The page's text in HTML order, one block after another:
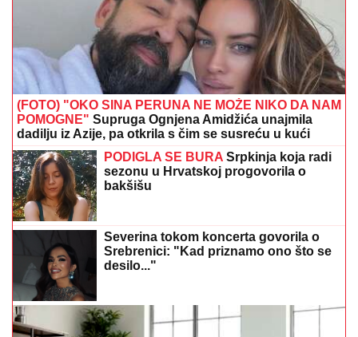
(FOTO) "OKO SINA PERUNA NE MOŽE NIKO DA NAM
POMOGNE" Supruga Ognjena Amidžića unajmila
dadilju iz Azije, pa otkrila s čim se susreću u kući
PODIGLA SE BURA Srpkinja koja radi
sezonu u Hrvatskoj progovorila o
bakšišu
Severina tokom koncerta govorila o
Srebrenici: "Kad priznamo ono što se
desilo..."